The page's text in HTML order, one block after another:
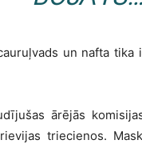
un nafta
ārējās
triecienos.